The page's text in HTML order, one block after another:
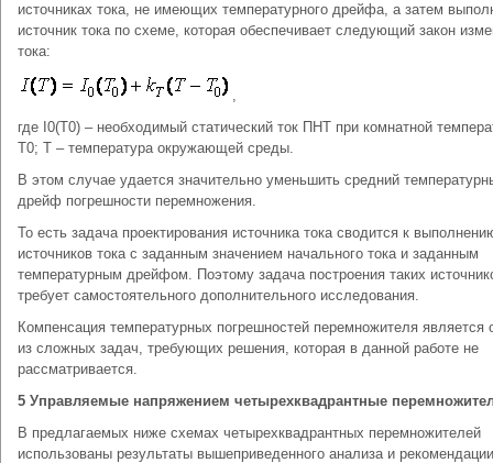
источниках тока, не имеющих температурного дрейфа, а затем
источник тока по схеме, которая обеспечивает следующий закон
тока:
,
где I0(T0) – необходимый статический ток ПНТ при комнатной
Т0; Т – температура окружающей среды.
В этом случае удается значительно уменьшить средний
дрейф погрешности перемножения.
То есть задача проектирования источника тока сводится к
источников тока с заданным значением начального тока и заданным
температурным дрейфом. Поэтому задача построения таких
требует самостоятельного дополнительного исследования.
Компенсация температурных погрешностей перемножителя является
из сложных задач, требующих решения, которая в данной работе не
рассматривается.
5 Управляемые напряжением четырехквадрантные
В предлагаемых ниже схемах четырехквадрантных перемножителей
использованы результаты вышеприведенного анализа и